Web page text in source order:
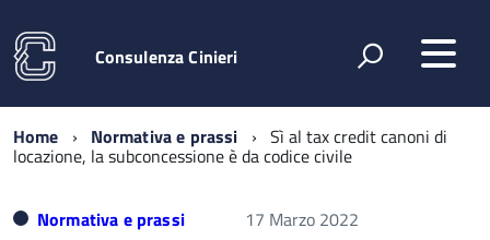
Consulenza Cinieri
Home Normativa e prassi Sì al tax credit canoni di
locazione, la subconcessione è da codice civile
Normativa e prassi 17 Marzo 2022